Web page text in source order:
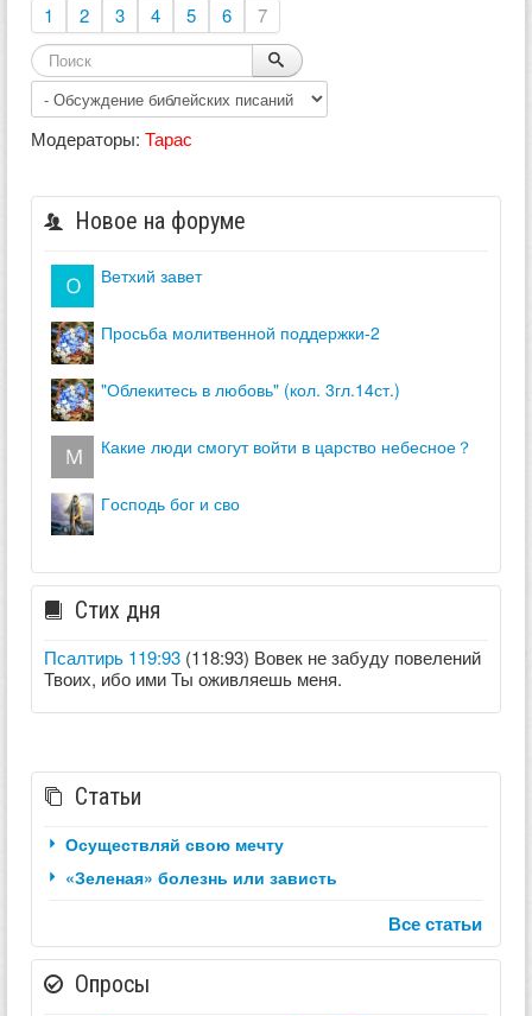
1 2 3 4 5 6 7
Модераторы: Тарас
Новое на форуме
ветхий завет
просьба молитвенной поддержки-2
"облекитесь в любовь" (кол. 3гл.14ст.)
какие люди смогут войти в царство небесное？
господь бог и сво
Стих дня
Псалтирь 119:93 (118:93) Вовек не забуду повелений
Твоих, ибо ими Ты оживляешь меня.
Статьи
Осуществляй свою мечту
«Зеленая» болезнь или зависть
Все статьи
Опросы